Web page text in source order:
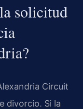
solicitud
Circuit
divorcio. Si la